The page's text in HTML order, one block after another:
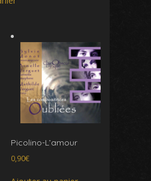
Picolino-L’amour
0,90€